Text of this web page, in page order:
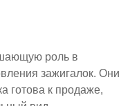
роль в
зажигалок. Они
готова к продаже,